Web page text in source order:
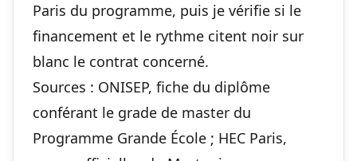
Paris du programme, puis je vérifie si le
financement et le rythme citent noir sur
blanc le contrat concerné.
Sources : ONISEP, fiche du diplôme
conférant le grade de master du
Programme Grande École ; HEC Paris,